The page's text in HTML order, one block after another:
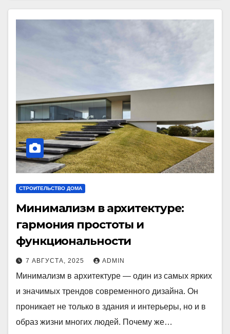
СТРОИТЕЛЬСТВО ДОМА
Минимализм в архитектуре:
гармония простоты и
функциональности
7 АВГУСТА, 2025 ADMIN
Минимализм в архитектуре — один из самых ярких
и значимых трендов современного дизайна. Он
проникает не только в здания и интерьеры, но и в
образ жизни многих людей. Почему же…